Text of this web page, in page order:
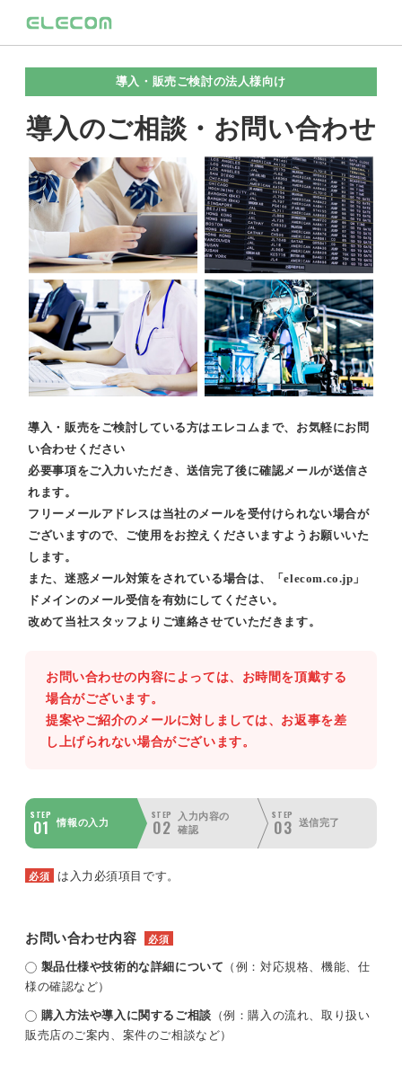
導入・販売ご検討の法人様向け
導入のご相談・お問い合わせ
導入・販売をご検討している方はエレコムまで、お気軽にお問
い合わせください
必要事項をご入力いただき、送信完了後に確認メールが送信さ
れます。
フリーメールアドレスは当社のメールを受付けられない場合が
ございますので、ご使用をお控えくださいますようお願いいた
します。
また、迷惑メール対策をされている場合は、「elecom.co.jp」
ドメインのメール受信を有効にしてください。
改めて当社スタッフよりご連絡させていただきます。
お問い合わせの内容によっては、お時間を頂戴する
場合がございます。
提案やご紹介のメールに対しましては、お返事を差
し上げられない場合がございます。
STEP
01 情報の入力
STEP
02
入力内容の
確認
STEP
03 送信完了
必須 は入力必須項目です。
お問い合わせ内容 必須
製品仕様や技術的な詳細について （例：対応規格、機能、仕
様の確認など）
購入方法や導入に関するご相談 （例：購入の流れ、取り扱い
販売店のご案内、案件のご相談など）